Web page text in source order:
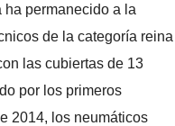
ha permanecido a la
de la categoría reina
las cubiertas de 13
por los primeros
2014, los neumáticos